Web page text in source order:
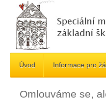
Úvod Informace pro
Omlouváme se,